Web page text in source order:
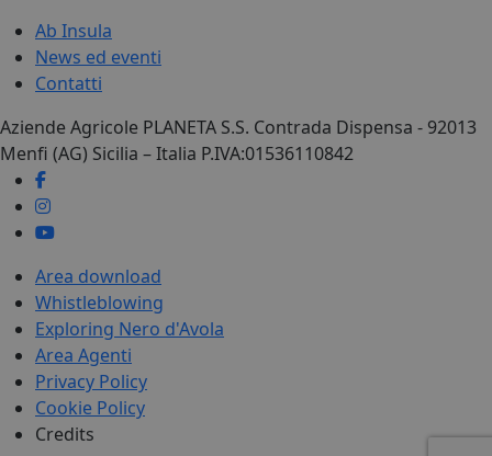
Ab Insula
News ed eventi
Contatti
Aziende Agricole PLANETA S.S. Contrada Dispensa - 92013
Menfi (AG) Sicilia – Italia P.IVA:01536110842
Area download
Whistleblowing
Exploring Nero d'Avola
Area Agenti
Privacy Policy
Cookie Policy
Credits